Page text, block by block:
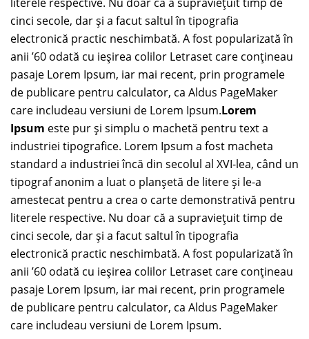
cinci secole, dar şi a facut saltul în tipografia
electronică practic neschimbată. A fost popularizată în
anii ’60 odată cu ieşirea colilor Letraset care conţineau
pasaje Lorem Ipsum, iar mai recent, prin programele
de publicare pentru calculator, ca Aldus PageMaker
care includeau versiuni de Lorem Ipsum.Lorem
Ipsum este pur şi simplu o machetă pentru text a
industriei tipografice. Lorem Ipsum a fost macheta
standard a industriei încă din secolul al XVI-lea, când un
tipograf anonim a luat o planşetă de litere şi le-a
amestecat pentru a crea o carte demonstrativă pentru
literele respective. Nu doar că a supravieţuit timp de
cinci secole, dar şi a facut saltul în tipografia
electronică practic neschimbată. A fost popularizată în
anii ’60 odată cu ieşirea colilor Letraset care conţineau
pasaje Lorem Ipsum, iar mai recent, prin programele
de publicare pentru calculator, ca Aldus PageMaker
care includeau versiuni de Lorem Ipsum.